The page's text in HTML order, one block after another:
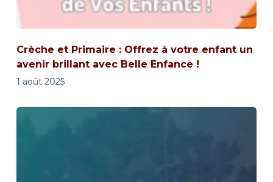
Crèche et Primaire : Offrez à votre enfant un
avenir brillant avec Belle Enfance !
1 août 2025